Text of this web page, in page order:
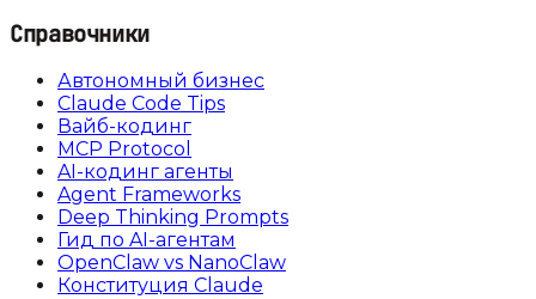
Справочники
Автономный бизнес
Claude Code Tips
Вайб-кодинг
MCP Protocol
AI-кодинг агенты
Agent Frameworks
Deep Thinking Prompts
Гид по AI-агентам
OpenClaw vs NanoClaw
Конституция Claude